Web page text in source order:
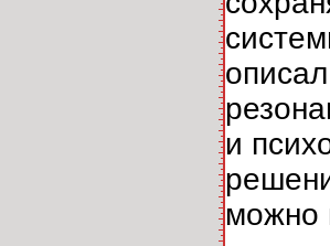
и
можно